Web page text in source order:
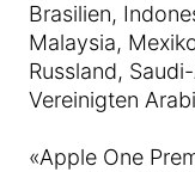
Brasilien,
Malaysia,
Russland,
Vereinigten
«Apple One